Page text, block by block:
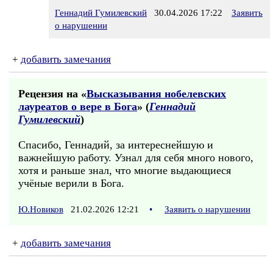
Геннадий Гумилевский 30.04.2026 17:22
Заявить
о нарушении
+ добавить замечания
Рецензия на «Высказывания нобелевских
лауреатов о вере в Бога» (Геннадий
Гумилевский)
Спасибо, Геннадий, за интереснейшую и
важнейшую работу. Узнал для себя много нового,
хотя и раньше знал, что многие выдающиеся
учёные верили в Бога.
Ю.Новиков 21.02.2026 12:21 • Заявить о нарушении
+ добавить замечания